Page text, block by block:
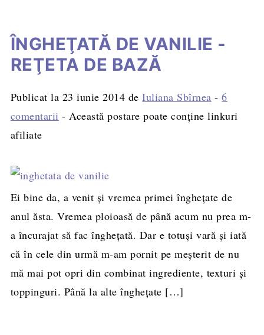
ÎNGHEŢATĂ DE VANILIE -
REŢETA DE BAZĂ
Publicat la 23 iunie 2014 deIuliana Sbîrnea -6
comentarii - Această postare poate conține linkuri
afiliate
Ei bine da, a venit şi vremea primei îngheţate de
anul ăsta. Vremea ploioasă de până acum nu prea m-
a încurajat să fac îngheţată. Dar e totuşi vară şi iată
că în cele din urmă m-am pornit pe meşterit de nu
mă mai pot opri din combinat ingrediente, texturi şi
toppinguri. Până la alte îngheţate […]